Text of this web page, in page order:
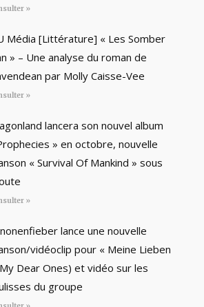
»
Média [Littérature] « Les Somber
» – Une analyse du roman de
par Molly Caisse-Vee
»
lancera son nouvel album
» en octobre, nouvelle
« Survival Of Mankind » sous
»
lance une nouvelle
vidéoclip pour « Meine Lieben
Dear Ones) et vidéo sur les
du groupe